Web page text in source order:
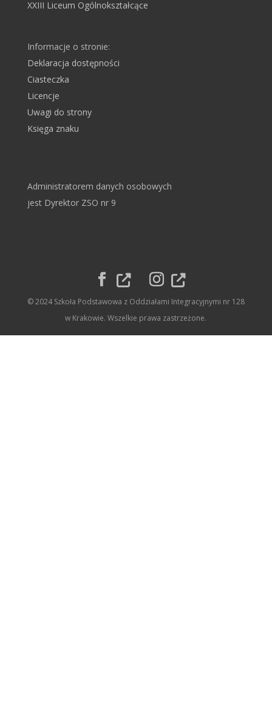
XXIII Liceum Ogólnokształcące
Informacje o stronie:
Deklaracja dostępności
Ciasteczka
Licencje
Uwagi do strony
Księga znaku
Administratorem danych osobowych
jest Dyrektor ZSO nr 9
© 2024 Szkoła Podstawowa z Oddziałami Integracyjnymi nr 128
w Krakowie. Wszelkie prawa zastrzeżone.